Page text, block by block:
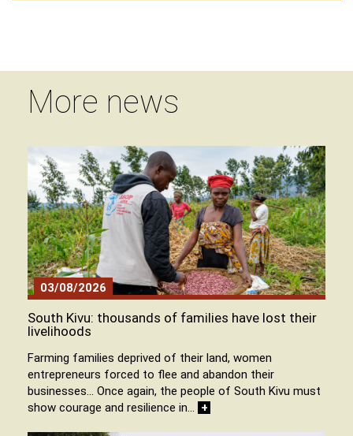
More news
03/08/2026
South Kivu: thousands of families have lost their
livelihoods
Farming families deprived of their land, women
entrepreneurs forced to flee and abandon their
businesses… Once again, the people of South Kivu must
show courage and resilience in… +